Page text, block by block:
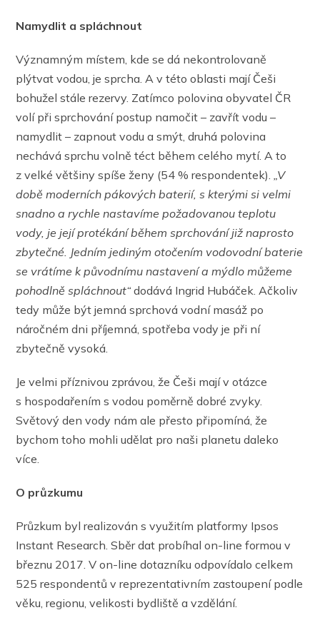
Namydlit a spláchnout
Významným místem, kde se dá nekontrolovaně
plýtvat vodou, je sprcha. A v této oblasti mají Češi
bohužel stále rezervy. Zatímco polovina obyvatel ČR
volí při sprchování postup namočit – zavřít vodu –
namydlit – zapnout vodu a smýt, druhá polovina
nechává sprchu volně téct během celého mytí. A to
z velké většiny spíše ženy (54 % respondentek).„V
době moderních pákových baterií, s kterými si velmi
snadno a rychle nastavíme požadovanou teplotu
vody, je její protékání během sprchování již naprosto
zbytečné. Jedním jediným otočením vodovodní baterie
se vrátíme k původnímu nastavení a mýdlo můžeme
pohodlně spláchnout“dodává Ingrid Hubáček. Ačkoliv
tedy může být jemná sprchová vodní masáž po
náročném dni příjemná, spotřeba vody je při ní
zbytečně vysoká.
Je velmi příznivou zprávou, že Češi mají v otázce
s hospodařením s vodou poměrně dobré zvyky.
Světový den vody nám ale přesto připomíná, že
bychom toho mohli udělat pro naši planetu daleko
více.
O průzkumu
Průzkum byl realizován s využitím platformy Ipsos
Instant Research. Sběr dat probíhal on-line formou v
březnu 2017. V on-line dotazníku odpovídalo celkem
525 respondentů v reprezentativním zastoupení podle
věku, regionu, velikosti bydliště a vzdělání.